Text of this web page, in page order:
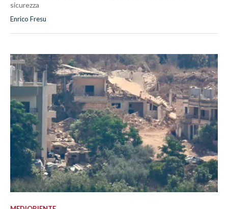
sicurezza
Enrico Fresu